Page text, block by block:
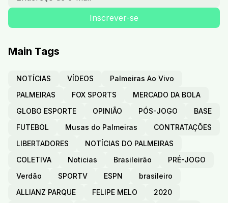
Main Tags
NOTÍCIAS VÍDEOS
Palmeiras Ao Vivo
PALMEIRAS
FOX SPORTS
MERCADO DA BOLA
GLOBO ESPORTE
OPINIÃO PÓS-JOGO
BASE
FUTEBOL
Musas do Palmeiras
CONTRATAÇÕES
LIBERTADORES
NOTÍCIAS DO PALMEIRAS
COLETIVA
Noticias Brasileirão
PRÉ-JOGO
Verdão
SPORTV ESPN
brasileiro
ALLIANZ PARQUE
FELIPE MELO
2020